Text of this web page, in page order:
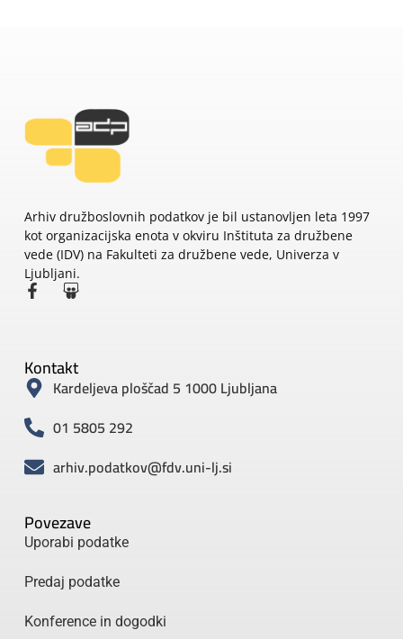
Arhiv družboslovnih podatkov je bil ustanovljen leta 1997
kot organizacijska enota v okviru Inštituta za družbene
vede (IDV) na Fakulteti za družbene vede, Univerza v
Ljubljani.
Povezave
Uporabi podatke
Predaj podatke
Konference in dogodki
Kontakt
Kardeljeva ploščad 5 1000 Ljubljana
01 5805 292
arhiv.podatkov@fdv.uni-lj.si